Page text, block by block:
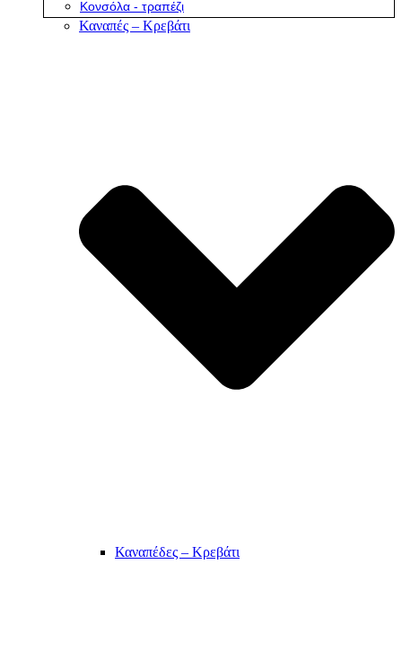
Κονσόλα - τραπέζι
Καναπές – Κρεβάτι
Καναπέδες – Κρεβάτι